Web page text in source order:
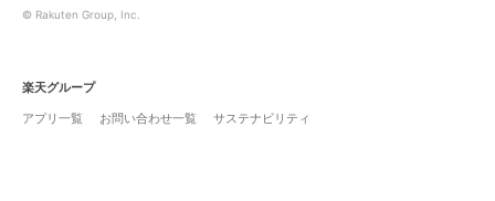
© Rakuten Group, Inc.
楽天グループ
アプリ一覧
お問い合わせ一覧 サステナビリティ